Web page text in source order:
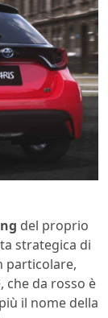
del proprio
strategica di
particolare,
che da rosso è
il nome della